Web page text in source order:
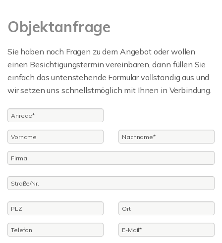
Objektanfrage
Sie haben noch Fragen zu dem Angebot oder wollen
einen Besichtigungstermin vereinbaren, dann füllen Sie
einfach das untenstehende Formular vollständig aus und
wir setzen uns schnellstmöglich mit Ihnen in Verbindung.